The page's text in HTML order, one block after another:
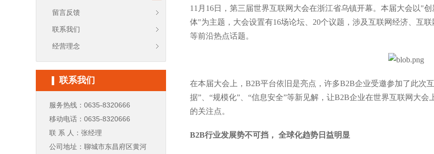
留言反馈
联系我们
经营理念
联系我们
服务热线：0635-8320666
移动电话：0635-8320666
联 系 人：张经理
公司地址：聊城市东昌府区黄河
11月16日，第三届世界互联网大会在浙江省乌镇开幕。本届大会以"
体"为主题，大会设置有16场论坛、20个议题，涉及互联网经济、互
等前沿热点话题。
在本届大会上，B2B平台依旧是亮点，许多B2B企业受邀参加了此次
据”、“规模化”、“信息安全”等新见解，让B2B企业在世界互联网大
的关注点。
B2B行业发展势不可挡， 全球化趋势日益明显